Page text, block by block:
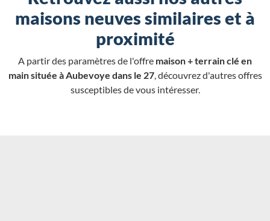
maisons neuves similaires et à
proximité
A partir des paramètres de l'offre maison + terrain clé en
main située à Aubevoye dans le 27, découvrez d'autres offres
susceptibles de vous intéresser.